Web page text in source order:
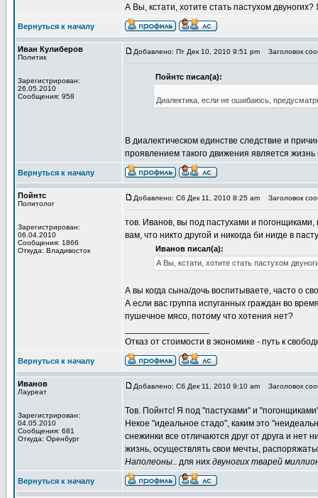
А Вы, кстати, хотите стать пастухом
Вернуться к началу
Иван Кулиберов
Политик
Зарегистрирован:
26.05.2010
Сообщения: 958
Добавлено: Пт Дек 10, 2010 9:51 pm Заголовок
Пойнтс писал(а):
Диалектика, если не ошибаюсь,
В диалектическом единстве следствие и
проявлением такого движения является
Вернуться к началу
Пойнтс
Политолог
Зарегистрирован:
06.04.2010
Сообщения: 1866
Откуда: Владивосток
Добавлено: Сб Дек 11, 2010 8:25 am Заголовок
тов. Иванов, вы под пастухами и
вам, что никто другой и никогда би нигде в
Иванов писал(а):
А Вы, кстати, хотите стать пастухом
А вы когда сына/дочь воспитываете, часто о
А если вас группа испуганных граждан во
пушечное мясо, потому что хотения нет?
Отказ от стоимости в экономике - путь к
Вернуться к началу
Иванов
Лауреат
Зарегистрирован:
04.05.2010
Сообщения: 681
Откуда: Оренбург
Добавлено: Сб Дек 11, 2010 9:10 am Заголовок
Тов. Пойнтс! Я под "пастухами" и
Некое "идеальное стадо", каким это
снежинки все отличаются друг от друга и
жизнь, осуществлять свои мечты,
Наполеоны.. для них двуногих тварей
Вернуться к началу